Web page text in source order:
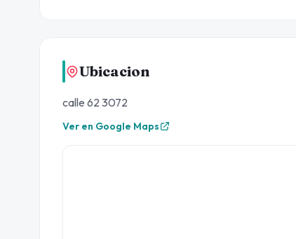
Ubicacion
calle 62 3072
Ver en Google Maps